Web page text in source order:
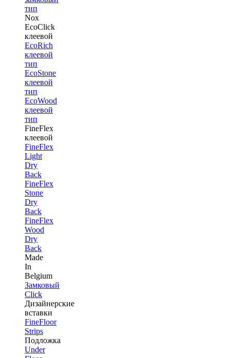
тип
Nox
EcoClick
клеевой
EcoRich
клеевой
тип
EcoStone
клеевой
тип
EcoWood
клеевой
тип
FineFlex
клеевой
FineFlex
Light
Dry
Back
FineFlex
Stone
Dry
Back
FineFlex
Wood
Dry
Back
Made
In
Belgium
Замковый
Click
Дизайнерские
вставки
FineFloor
Strips
Подложка
Under